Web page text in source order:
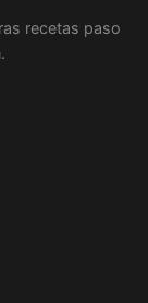
recetas paso